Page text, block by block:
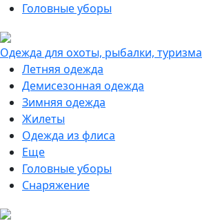
Головные уборы
Одежда для охоты, рыбалки, туризма
Летняя одежда
Демисезонная одежда
Зимняя одежда
Жилеты
Одежда из флиса
Еще
Головные уборы
Снаряжение